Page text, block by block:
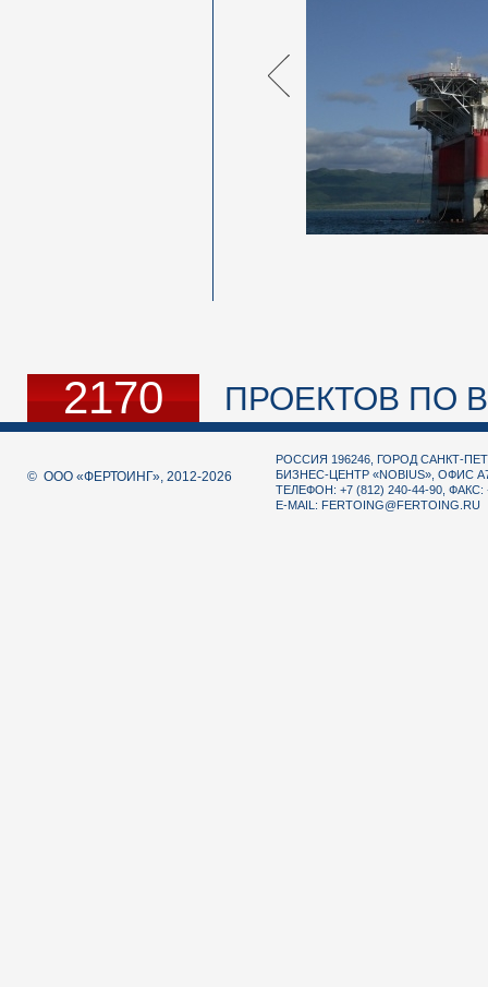
2170 ПРОЕКТОВ ПО
© ООО «ФЕРТОИНГ», 2012-2026
РОССИЯ 196246, ГОРОД САНКТ-
БИЗНЕС-ЦЕНТР «NOBIUS», ОФИС
ТЕЛЕФОН: +7 (812) 240-44-90, ФАКС:
E-MAIL: FERTOING@FERTOING.RU